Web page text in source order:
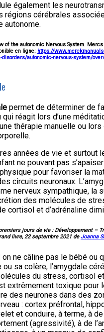
également les
régions cérébrales
autonome.
of the autonomic Nervous System.
en ligne: https://
autonomic-nervous-system/
permet de déterminer de
qui réagit lors d’une
thérapie manuelle ou lors
années de vie et surtout
ne pouvant pas
pour favoriser la
circuits neuronaux.
nerveux sympathique, la
des molécules de
cortisol et d’adrénaline
jours de vie : Développement –
livre, 22 septembre 2021 deJoanna
on ne câline pas le bébé ou
sa colère, l’amygdale
du stress, cortisol
extrêmement toxique pour
des neurones dans des
: cortex préfrontal,
et conduire, à terme, à
(agressivité), à de